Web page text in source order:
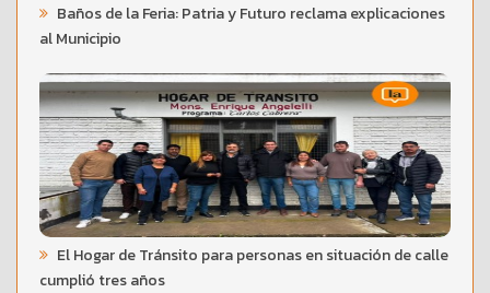
Baños de la Feria: Patria y Futuro reclama explicaciones
al Municipio
El Hogar de Tránsito para personas en situación de calle
cumplió tres años